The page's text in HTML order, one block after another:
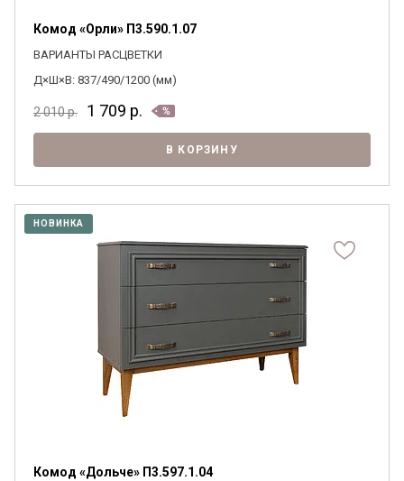
Комод «Орли» П3.590.1.07
ВАРИАНТЫ РАСЦВЕТКИ
Д×Ш×В: 837/490/1200 (мм)
2 010р. 1 709 р.
В КОРЗИНУ
НОВИНКА
Комод «Дольче» П3.597.1.04